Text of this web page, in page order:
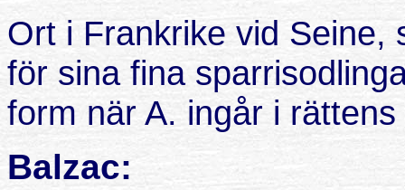
Ort i Frankrike vid Seine,
för sina fina
form när A. ingår i
Balzac: